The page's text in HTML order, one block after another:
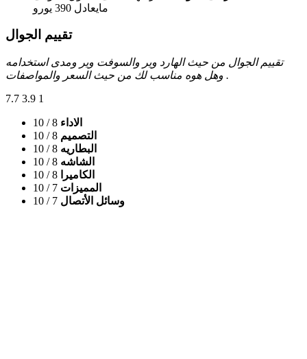
مايعادل 390 يورو
تقييم الجوال
تقييم الجوال من حيث الهارد وير والسوفت وير ومدى استخدامه
وهل هوه مناسب لك من حيث السعر والمواصفات .
7.7 3.9 1
الاداء 8
/ 10
التصميم 8
/ 10
البطاريه 8
/ 10
الشاشه 8
/ 10
الكاميرا
8
/ 10
المميزات 7
/ 10
وسائل الأتصال 7
/ 10